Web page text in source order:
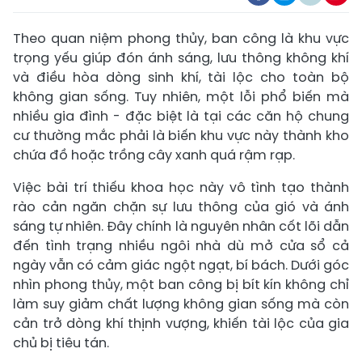
Theo quan niệm phong thủy, ban công là khu vực
trọng yếu giúp đón ánh sáng, lưu thông không khí
và điều hòa dòng sinh khí, tài lộc cho toàn bộ
không gian sống. Tuy nhiên, một lỗi phổ biến mà
nhiều gia đình - đặc biệt là tại các căn hộ chung
cư thường mắc phải là biến khu vực này thành kho
chứa đồ hoặc trồng cây xanh quá rậm rạp.
Việc bài trí thiếu khoa học này vô tình tạo thành
rào cản ngăn chặn sự lưu thông của gió và ánh
sáng tự nhiên. Đây chính là nguyên nhân cốt lõi dẫn
đến tình trạng nhiều ngôi nhà dù mở cửa sổ cả
ngày vẫn có cảm giác ngột ngạt, bí bách. Dưới góc
nhìn phong thủy, một ban công bị bít kín không chỉ
làm suy giảm chất lượng không gian sống mà còn
cản trở dòng khí thịnh vượng, khiến tài lộc của gia
chủ bị tiêu tán.